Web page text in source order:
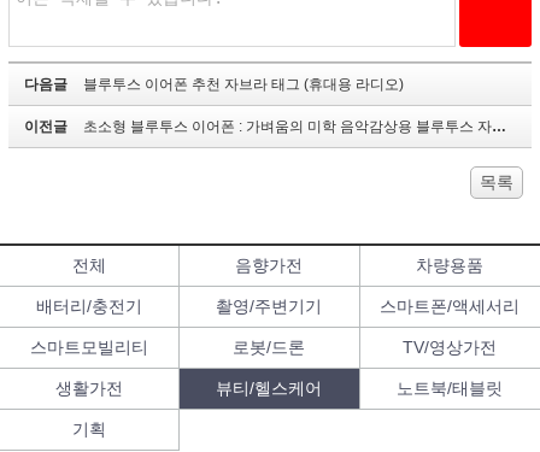
다음글 블루투스 이어폰 추천 자브라 태그 (휴대용 라디오)
이전글 초소형 블루투스 이어폰 : 가벼움의 미학 음악감상용 블루투스 자브라태그 JABRA TAG
목록
전체 음향가전 차량용품
배터리/충전기 촬영/주변기기 스마트폰/액세서리
스마트모빌리티 로봇/드론 TV/영상가전
생활가전 뷰티/헬스케어 노트북/태블릿
기획